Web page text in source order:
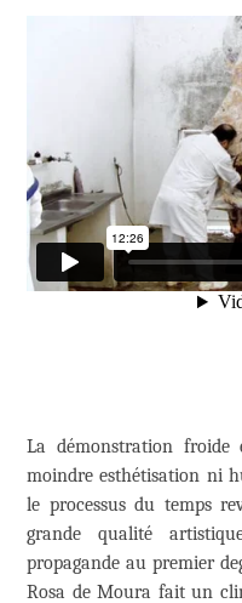
La démonstration
moindre esthétisation ni
le processus du temps
grande qualité
propagande au premier
Rosa de Moura fait un